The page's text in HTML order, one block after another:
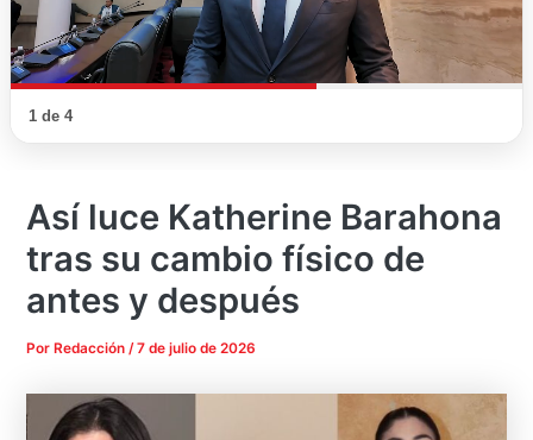
1 de 4
Así luce Katherine Barahona
tras su cambio físico de
antes y después
Por Redacción/7 de julio de 2026